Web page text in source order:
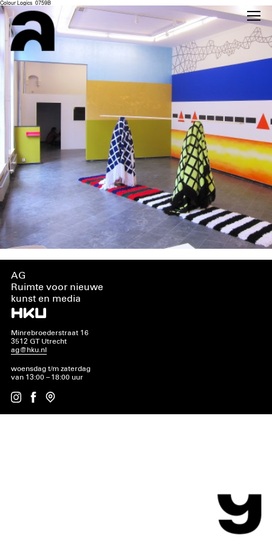
Colour Logics_0759B
AG
Ruimte voor nieuwe
kunst en media
Minrebroederstraat 16
3512 GT Utrecht
ag@hku.nl
woensdag t/m zaterdag
van 13:00 – 18:00 uur